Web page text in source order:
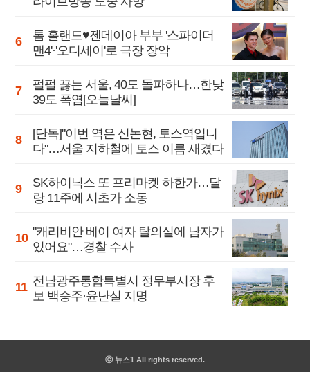
톰 홀랜드♥젠데이아 부부 '스파이더
맨4'·'오디세이'로 극장 장악
펄펄 끓는 서울, 40도 돌파하나…한낮
39도 폭염[오늘날씨]
[단독]"이번 역은 신논현, 토스역입니
다"…서울 지하철에 토스 이름 새겼다
SK하이닉스 또 프리마켓 하한가…달
랑 11주에 시초가 소동
"캐리비안 베이 여자 탈의실에 남자가
있어요"…경찰 수사
전남광주통합특별시 정무부시장 후
보 백승주·윤난실 지명
ⓒ 뉴스1 All rights reserved.